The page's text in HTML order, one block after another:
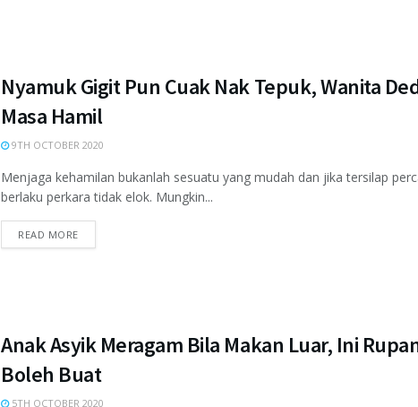
Nyamuk Gigit Pun Cuak Nak Tepuk, Wanita
Masa Hamil
9TH OCTOBER 2020
Menjaga kehamilan bukanlah sesuatu yang mudah dan jika tersilap
berlaku perkara tidak elok. Mungkin...
READ MORE
Anak Asyik Meragam Bila Makan Luar, Ini
Boleh Buat
5TH OCTOBER 2020